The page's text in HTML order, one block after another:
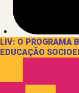
LIV: O PROGRAMA
EDUCAÇÃO